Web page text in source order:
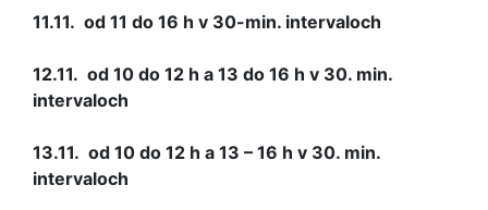
11.11. od 11 do 16 h v 30-min. intervaloch
12.11. od 10 do 12 h a 13 do 16 h v 30. min.
intervaloch
13.11. od 10 do 12 h a 13 – 16 h v 30. min.
intervaloch